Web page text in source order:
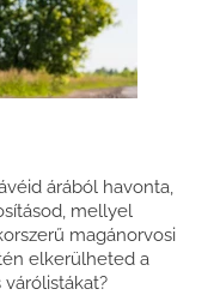
árából havonta,
mellyel
magánorvosi
elkerülheted a